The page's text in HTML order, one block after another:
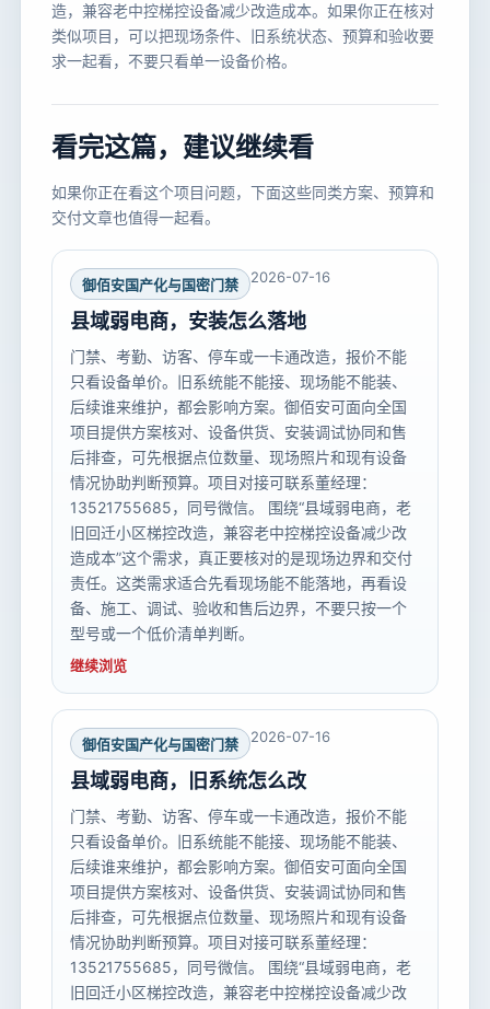
造，兼容老中控梯控设备减少改造成本。如果你正在核对
类似项目，可以把现场条件、旧系统状态、预算和验收要
求一起看，不要只看单一设备价格。
看完这篇，建议继续看
如果你正在看这个项目问题，下面这些同类方案、预算和
交付文章也值得一起看。
御佰安国产化与国密门禁 2026-07-16
县域弱电商，安装怎么落地
门禁、考勤、访客、停车或一卡通改造，报价不能
只看设备单价。旧系统能不能接、现场能不能装、
后续谁来维护，都会影响方案。御佰安可面向全国
项目提供方案核对、设备供货、安装调试协同和售
后排查，可先根据点位数量、现场照片和现有设备
情况协助判断预算。项目对接可联系董经理：
13521755685，同号微信。 围绕“县域弱电商，老
旧回迁小区梯控改造，兼容老中控梯控设备减少改
造成本”这个需求，真正要核对的是现场边界和交付
责任。这类需求适合先看现场能不能落地，再看设
备、施工、调试、验收和售后边界，不要只按一个
型号或一个低价清单判断。
继续浏览
御佰安国产化与国密门禁 2026-07-16
县域弱电商，旧系统怎么改
门禁、考勤、访客、停车或一卡通改造，报价不能
只看设备单价。旧系统能不能接、现场能不能装、
后续谁来维护，都会影响方案。御佰安可面向全国
项目提供方案核对、设备供货、安装调试协同和售
后排查，可先根据点位数量、现场照片和现有设备
情况协助判断预算。项目对接可联系董经理：
13521755685，同号微信。 围绕“县域弱电商，老
旧回迁小区梯控改造，兼容老中控梯控设备减少改